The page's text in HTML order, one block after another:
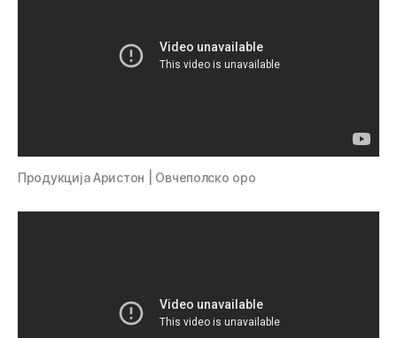
Продукција Аристон | Овчеполско оро